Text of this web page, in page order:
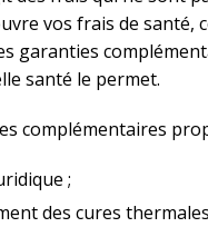
vos frais de santé,
garanties
santé le permet.
complémentaires
;
des cures